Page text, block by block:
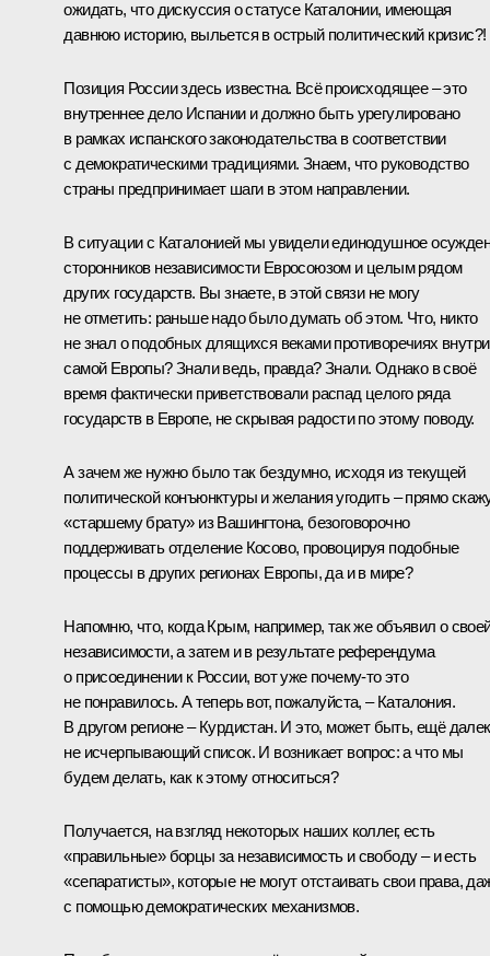
ожидать, что дискуссия о статусе Каталонии, имеющая
давнюю историю, выльется в острый политический кризис?!
Позиция России здесь известна. Всё происходящее – это
внутреннее дело Испании и должно быть урегулировано
в рамках испанского законодательства в соответствии
с демократическими традициями. Знаем, что руководство
страны предпринимает шаги в этом направлении.
В ситуации с Каталонией мы увидели единодушное
сторонников независимости Евросоюзом и целым рядом
других государств. Вы знаете, в этой связи не могу
не отметить: раньше надо было думать об этом. Что, никто
не знал о подобных длящихся веками противоречиях внутри
самой Европы? Знали ведь, правда? Знали. Однако в своё
время фактически приветствовали распад целого ряда
государств в Европе, не скрывая радости по этому поводу.
А зачем же нужно было так бездумно, исходя из текущей
политической конъюнктуры и желания угодить – прямо
«старшему брату» из Вашингтона, безоговорочно
поддерживать отделение Косово, провоцируя подобные
процессы в других регионах Европы, да и в мире?
Напомню, что, когда Крым, например, так же объявил о
независимости, а затем и в результате референдума
о присоединении к России, вот уже почему-то это
не понравилось. А теперь вот, пожалуйста, – Каталония.
В другом регионе – Курдистан. И это, может быть, ещё
не исчерпывающий список. И возникает вопрос: а что мы
будем делать, как к этому относиться?
Получается, на взгляд некоторых наших коллег, есть
«правильные» борцы за независимость и свободу – и есть
«сепаратисты», которые не могут отстаивать свои права,
с помощью демократических механизмов.